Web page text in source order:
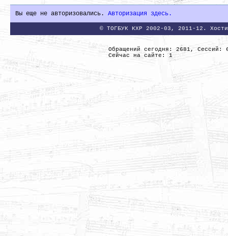
Вы еще не авторизовались. Авторизация здесь.
© ТОГБУК КХР 2002-03, 2011-12.
Обращений сегодня: 2681, Сессий:
Сейчас на сайте: 1